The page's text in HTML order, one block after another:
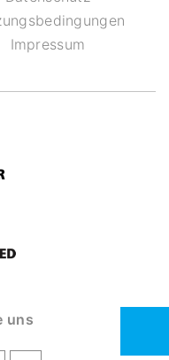
Impressum
uns